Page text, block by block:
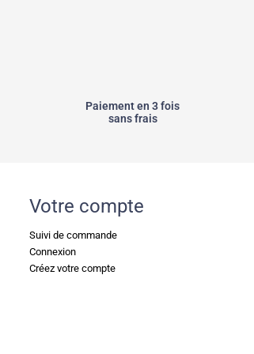
Paiement en 3 fois
sans frais
Votre compte
Suivi de commande
Connexion
Créez votre compte